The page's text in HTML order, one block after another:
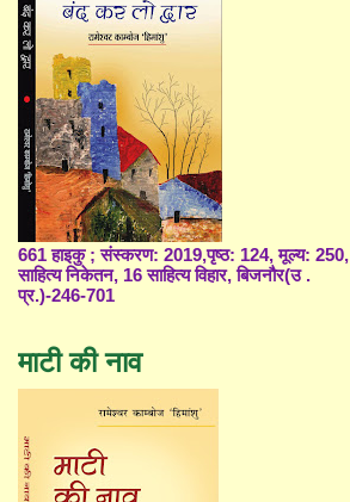
661 हाइकु ; संस्करण: 2019,पृष्ठ: 124, मूल्य: 250,
साहित्य निकेतन, 16 साहित्य विहार, बिजनौर(उ .
प्र.)-246-701
माटी की नाव